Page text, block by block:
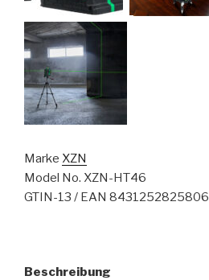
Marke XZN
Model No. XZN-HT46
GTIN-13 / EAN 8431252825806
Beschreibung